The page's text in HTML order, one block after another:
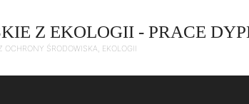
Z EKOLOGII - PRACE
OCHRONY ŚRODOWISKA, EKOLOGII